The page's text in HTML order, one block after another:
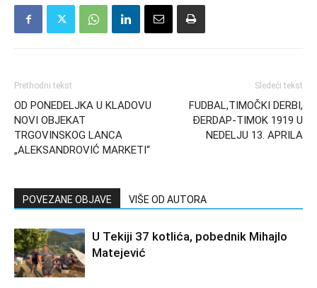
Prethodni tekst
OD PONEDELJKA U KLADOVU
NOVI OBJEKAT
TRGOVINSKOG LANCA
„ALEKSANDROVIĆ MARKETI“
Sledeći tekst
FUDBAL,TIMOČKI DERBI,
ĐERDAP-TIMOK 1919 U
NEDELJU 13. APRILA
POVEZANE OBJAVE VIŠE OD AUTORA
U Tekiji 37 kotlića, pobednik Mihajlo
Matejević